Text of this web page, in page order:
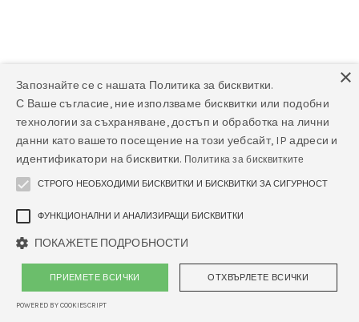
Няма намерени продукти
Няма намерени продукти в тази категория.
×
Запознайте се с нашата Политика за бисквитки.
С Ваше съгласие, ние използваме бисквитки или подобни
технологии за съхраняване, достъп и обработка на лични
данни като вашето посещение на този уебсайт, IP адреси и
идентификатори на бисквитки. Политика за бисквитките
СТРОГО НЕОБХОДИМИ БИСКВИТКИ И БИСКВИТКИ ЗА СИГУРНОСТ
ФУНКЦИОНАЛНИ И АНАЛИЗИРАЩИ БИСКВИТКИ
ПОКАЖЕТЕ ПОДРОБНОСТИ
ПРИЕМЕТЕ ВСИЧКИ ОТХВЪРЛЕТЕ ВСИЧКИ
POWERED BY COOKIESCRIPT